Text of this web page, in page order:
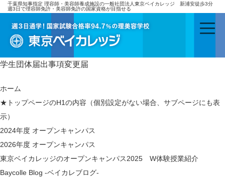
千葉県知事指定 理容師・美容師養成施設の一般社団法人東京ベイカレッジ 新浦安徒歩3分
週3日で理容師免許・美容師免許の国家資格が目指せる
学生団体届出事項変更届
ホーム
★トップページのH1の内容（個別設定がない場合、サブページにも表
示）
2024年度 オープンキャンパス
2026年度 オープンキャンパス
東京ベイカレッジのオープンキャンパス2025 W体験授業紹介
Baycolle Blog -ベイカレブログ-